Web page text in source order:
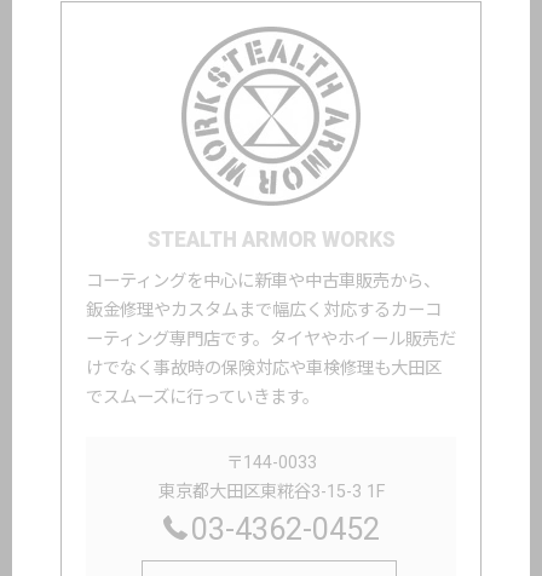
STEALTH ARMOR WORKS
コーティングを中心に新車や中古車販売から、
鈑金修理やカスタムまで幅広く対応するカーコ
ーティング専門店です。タイヤやホイール販売だ
けでなく事故時の保険対応や車検修理も大田区
でスムーズに行っていきます。
〒144-0033
東京都大田区東糀谷3-15-3 1F
03-4362-0452